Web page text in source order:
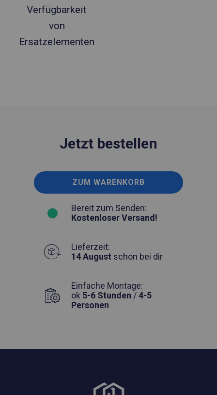
Verfügbarkeit
von
Ersatzelementen
Jetzt bestellen
ZUM WARENKORB
Bereit zum Senden:
Kostenloser Versand!
Lieferzeit:
14 August schon bei dir
Einfache Montage:
ok 5-6 Stunden /4-5
Personen